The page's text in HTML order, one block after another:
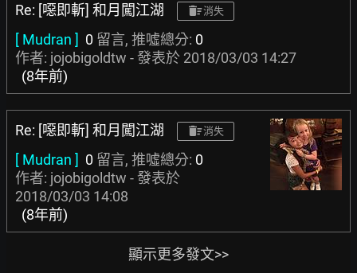
Re: [噁即斬] 和月闖江湖 消失
[ Mudran ] 0 留言, 推噓總分: 0
作者: jojobigoldtw - 發表於 2018/03/03 14:27
(8年前)
Re: [噁即斬] 和月闖江湖 消失
[ Mudran ] 0 留言, 推噓總分: 0
作者: jojobigoldtw - 發表於
2018/03/03 14:08
(8年前)
顯示更多發文>>